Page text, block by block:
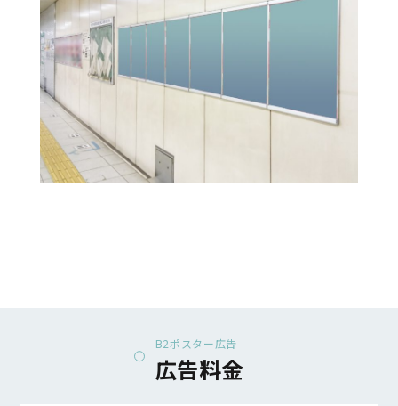
B2ポスター広告
広告料金